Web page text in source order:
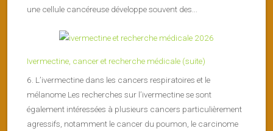
une cellule cancéreuse développe souvent des...
Ivermectine, cancer et recherche médicale (suite)
6. L’ivermectine dans les cancers respiratoires et le
mélanome Les recherches sur l’ivermectine se sont
également intéressées à plusieurs cancers particulièrement
agressifs, notamment le cancer du poumon, le carcinome